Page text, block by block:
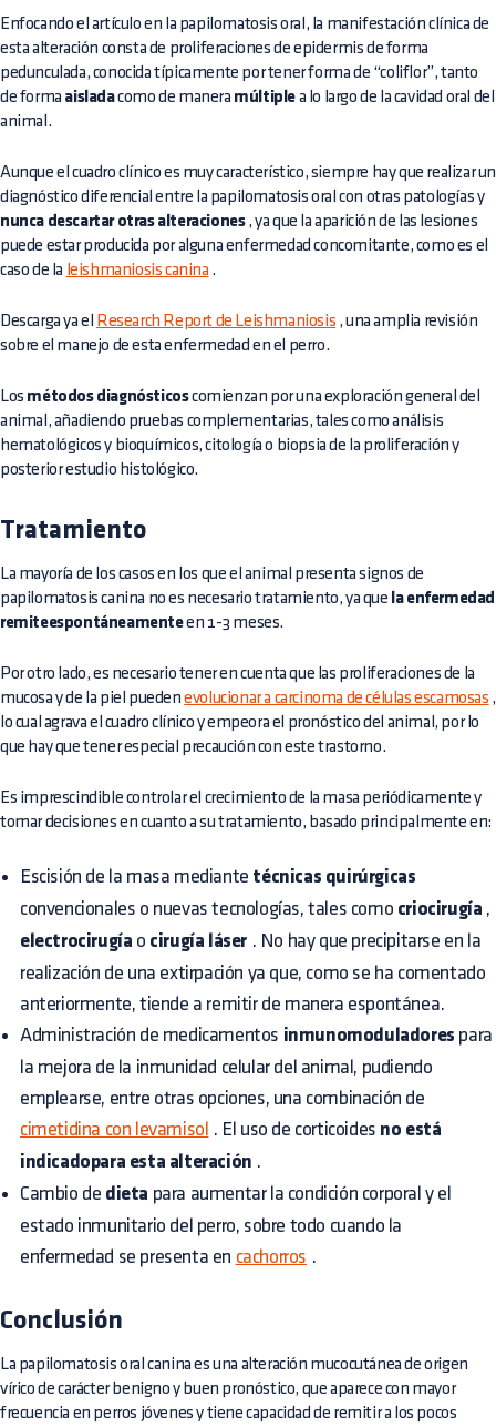
Enfocando el artículo en la papilomatosis oral, la manifestación clínica de
esta alteración consta de proliferaciones de epidermis de forma
pedunculada, conocida típicamente por tener forma de “coliflor”, tanto
de forma aisladacomo de manera múltiple a lo largo de la cavidad oral del
animal.
Aunque el cuadro clínico es muy característico, siempre hay que realizar un
diagnóstico diferencial entre la papilomatosis oral con otras patologías y
nunca descartar otras alteraciones, ya que la aparición de las lesiones
puede estar producida por alguna enfermedad concomitante, como es el
caso de la leishmaniosis canina .
Descarga ya el Research Report de Leishmaniosis , una amplia revisión
sobre el manejo de esta enfermedad en el perro.
Los métodos diagnósticoscomienzan por una exploración general del
animal, añadiendo pruebas complementarias, tales como análisis
hematológicos y bioquímicos, citología o biopsia de la proliferación y
posterior estudio histológico.
Tratamiento
La mayoría de los casos en los que el animal presenta signos de
papilomatosis canina no es necesario tratamiento, ya que la enfermedad
remiteespontáneamenteen 1-3 meses.
Por otro lado, es necesario tener en cuenta que las proliferaciones de la
mucosa y de la piel puedenevolucionar a carcinoma de células escamosas ,
lo cual agrava el cuadro clínico y empeora el pronóstico del animal, por lo
que hay que tener especial precaución con este trastorno.
Es imprescindible controlar el crecimiento de la masa periódicamente y
tomar decisiones en cuanto a su tratamiento, basado principalmente en:
Escisión de la masa mediante técnicas quirúrgicas
convencionales o nuevas tecnologías, tales como criocirugía ,
electrocirugía o cirugía láser . No hay que precipitarse en la
realización de una extirpación ya que, como se ha comentado
anteriormente, tiende a remitir de manera espontánea.
Administración de medicamentos inmunomoduladores para
la mejora de la inmunidad celular del animal, pudiendo
emplearse, entre otras opciones, una combinación de
cimetidina con levamisol . El uso de corticoides no está
indicadopara esta alteración .
Cambio de dieta para aumentar la condición corporal y el
estado inmunitario del perro, sobre todo cuando la
enfermedad se presenta en cachorros .
Conclusión
La papilomatosis oral canina es una alteración mucocutánea de origen
vírico de carácter benigno y buen pronóstico, que aparece con mayor
frecuencia en perros jóvenes y tiene capacidad de remitir a los pocos